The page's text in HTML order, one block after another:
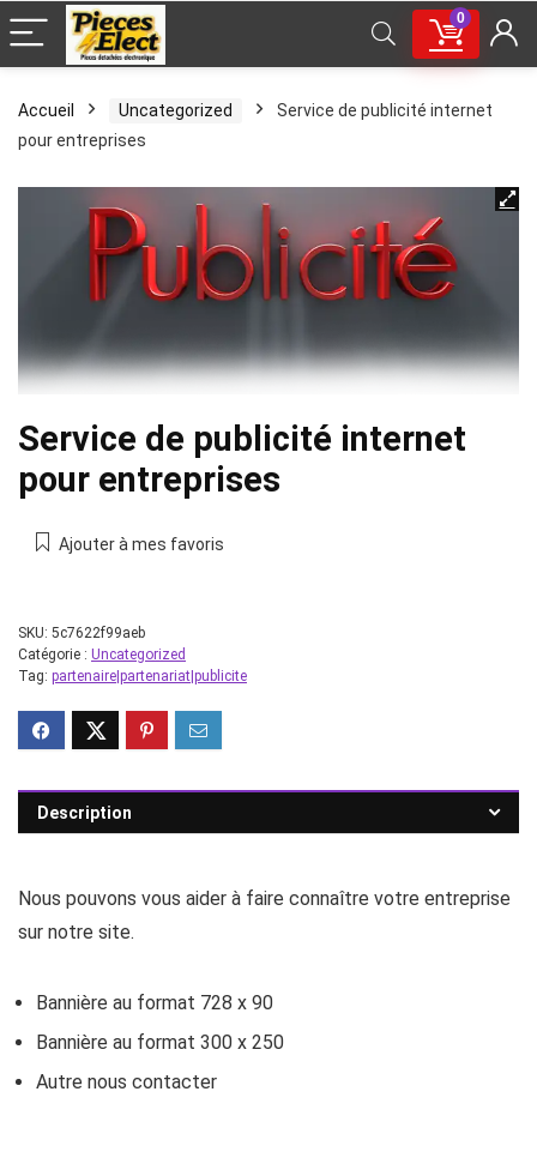
0
Accueil Uncategorized
Service de publicité internet
pour entreprises
Service de publicité internet
pour entreprises
Ajouter à mes favoris
SKU: 5c7622f99aeb
Catégorie : Uncategorized
Tag: partenaire|partenariat|publicite
Description
Nous pouvons vous aider à faire connaître votre entreprise
sur notre site.
Bannière au format 728 x 90
Bannière au format 300 x 250
Autre nous contacter